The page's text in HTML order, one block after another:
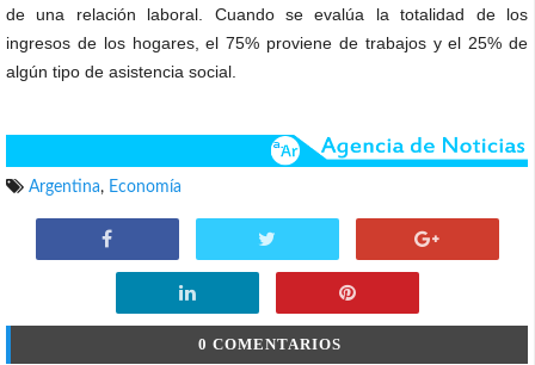
de una relación laboral. Cuando se evalúa la totalidad de los
ingresos de los hogares, el 75% proviene de trabajos y el 25% de
algún tipo de asistencia social.
Argentina, Economía
0 COMENTARIOS